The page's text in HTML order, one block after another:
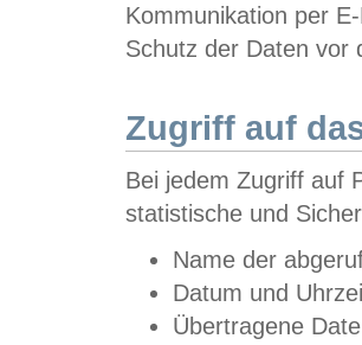
Kommunikation per
Schutz der Daten vor
Zugriff auf
Bei jedem Zugriff auf
statistische und
Name der
Datum und
Übertragene